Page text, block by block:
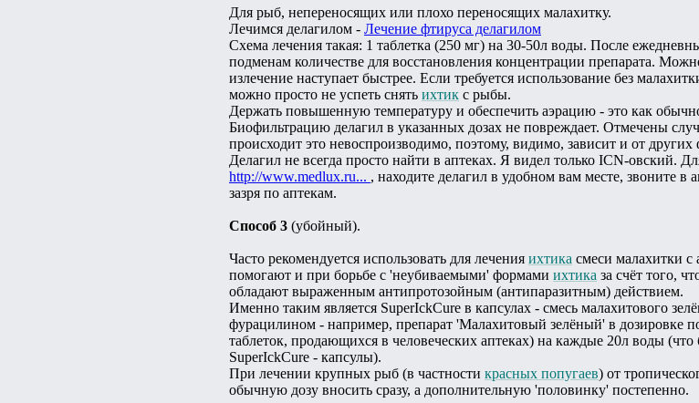
Для рыб, непереносящих или плохо переносящих малахитку.
Лечимся делагилом - Лечение фтируса делагилом
Схема лечения такая: 1 таблетка (250 мг) на 30-50л воды. После
подменам количестве для восстановления концентрации препарата.
излечение наступает быстрее. Если требуется использование без
можно просто не успеть снять ихтик с рыбы.
Держать повышенную температуру и обеспечить аэрацию - это как
Биофильтрацию делагил в указанных дозах не повреждает. Отмечены
происходит это невоспроизводимо, поэтому, видимо, зависит и от
Делагил не всегда просто найти в аптеках. Я видел только ICN-овский.
http://www.medlux.ru... , находите делагил в удобном вам месте, звоните в
зазря по аптекам.
Способ 3 (убойный).
Часто рекомендуется использовать для лечения ихтика смеси малахитки
помогают и при борьбе с 'неубиваемыми' формами ихтика за счёт того,
обладают выраженным антипротозойным (антипаразитным) действием.
Именно таким является SuperIckCure в капсулах - смесь малахитового
фурацилином - например, препарат 'Малахитовый зелёный' в дозировке
таблеток, продающихся в человеческих аптеках) на каждые 20л воды
SuperIckCure - капсулы).
При лечении крупных рыб (в частности красных попугаев) от
обычную дозу вносить сразу, а дополнительную 'половинку' постепенно.